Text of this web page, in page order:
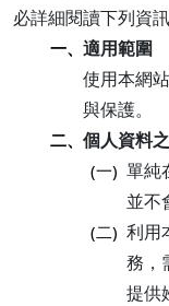
必詳細閱讀下列資訊
一、 適用範圍
使用本網
與保護。
二、 個人資料
(一) 單純
並不
(二) 利用
務，
提供